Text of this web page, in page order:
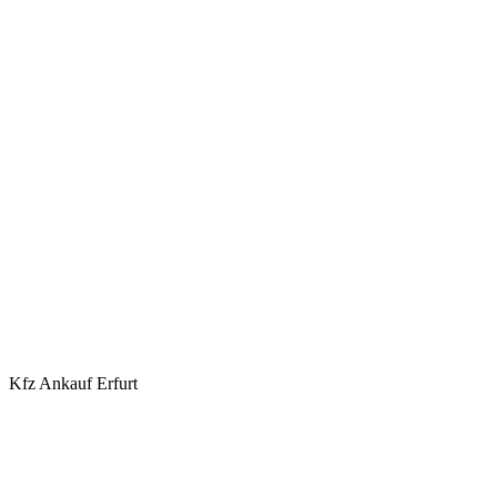
Kfz Ankauf Erfurt